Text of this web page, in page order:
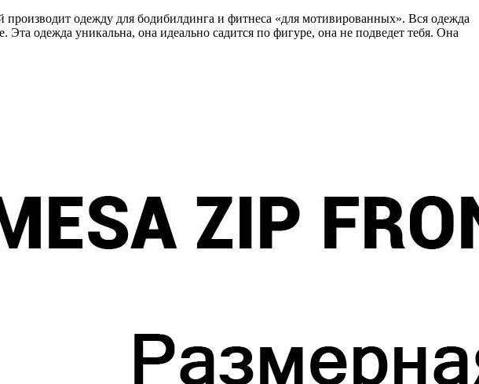
одежду для бодибилдинга и фитнеса «для мотивированных». Вся одежда
одежда уникальна, она идеально садится по фигуре, она не подведет тебя. Она